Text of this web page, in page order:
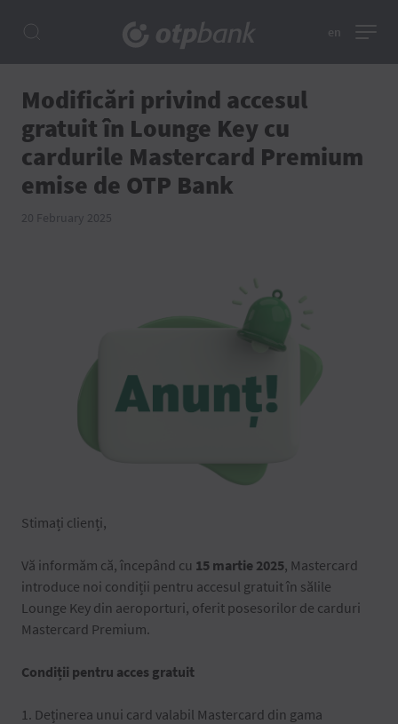
en
Modificări privind accesul
gratuit în Lounge Key cu
cardurile Mastercard Premium
emise de OTP Bank
20 February 2025
Stimați clienți,
Vă informăm că, începând cu 15 martie 2025, Mastercard
introduce noi condiții pentru accesul gratuit în sălile
Lounge Key din aeroporturi, oferit posesorilor de carduri
Mastercard Premium.
Condiții pentru acces gratuit
1. Deținerea unui card valabil Mastercard din gama